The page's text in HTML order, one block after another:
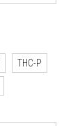
THC-P